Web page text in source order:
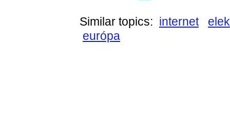
Similar topics: internet
európa